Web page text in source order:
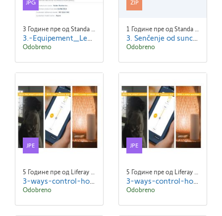
JPG
3 Године пре од Standa Blaha
3.-Equipement_Lena_VR_Detail-ENG.jpg
Odobreno
ZIP
1 Године пре од Standa Blaha
3. Senčenje od sunca.zip
Odobreno
JPE
5 Године пре од Liferay Admin Liferay Admin
3-ways-control-home.jpeg
Odobreno
JPE
5 Године пре од Liferay Admin Liferay Admin
3-ways-control-home (1).jpeg
Odobreno